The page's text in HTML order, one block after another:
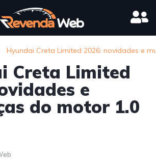
Hyundai Creta Limited 2026: novidades e
Creta Limited
e
do motor 1.0